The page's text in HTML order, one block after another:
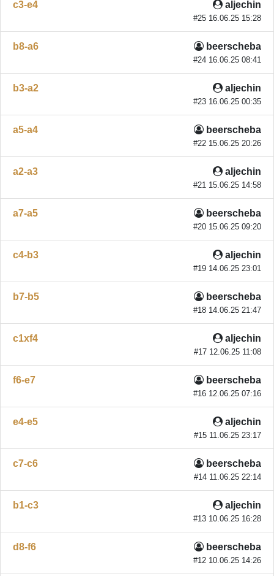
aljechin
#25 16.06.25 15:28
c3-e4
beerscheba
#24 16.06.25 08:41
b8-a6
aljechin
#23 16.06.25 00:35
b3-a2
beerscheba
#22 15.06.25 20:26
a5-a4
aljechin
#21 15.06.25 14:58
a2-a3
beerscheba
#20 15.06.25 09:20
a7-a5
aljechin
#19 14.06.25 23:01
c4-b3
beerscheba
#18 14.06.25 21:47
b7-b5
aljechin
#17 12.06.25 11:08
c1xf4
beerscheba
#16 12.06.25 07:16
f6-e7
aljechin
#15 11.06.25 23:17
e4-e5
beerscheba
#14 11.06.25 22:14
c7-c6
aljechin
#13 10.06.25 16:28
b1-c3
beerscheba
#12 10.06.25 14:26
d8-f6